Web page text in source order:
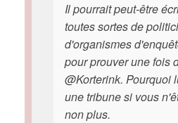
Il pourrait peut-être
toutes sortes de
d'organismes
pour prouver une fois
@Korterink. Pourquoi
une tribune si vous
non plus.